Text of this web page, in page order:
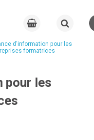
d'information pour les
formatrices
pour les